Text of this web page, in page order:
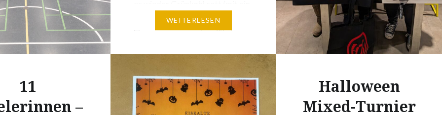
paar wenigen Extrawünschen),
Ehrungen unserer langjährigen
Hause ging. In diesem Jahr
wurden auf vielfachen Wunsch
endlich HTV-Socken…
WEITERLESEN
11
–
Halloween
Mixed-Turnier